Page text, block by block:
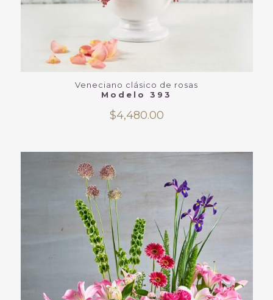
Veneciano clásico de rosas
Modelo 393
$4,480.00